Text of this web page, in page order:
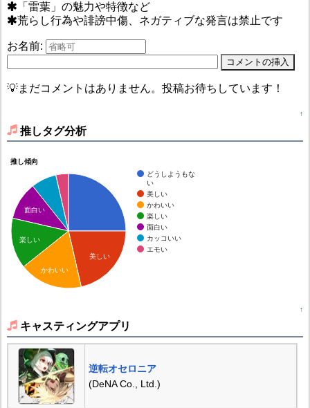
「雷葉」の魅力や特徴など
荒らし行為や誹謗中傷、ネガティブな発言は禁止です
お名前:
💡まだコメントはありません。投稿お待ちしています！
↑
推しタグ分析
推し傾向
どうしようもな
い
美しい
かわいい
楽しい
面白い
カッコいい
エモい
美しい
面白い
楽しい
かわいい
↑
キャスティングアプリ
逆転オセロニア
(DeNA Co., Ltd.)